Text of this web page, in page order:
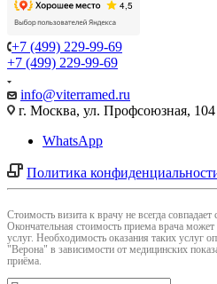
+7 (499) 229-99-69
+7 (499) 229-99-69
info@viterramed.ru
г. Москва, ул. Профсоюзная, 104
WhatsApp
Политика
Cтоимость визита к врачу не всегда
Окончательная стоимость приема врача
услуг. Необходимость оказания таких услуг
"Верона" в зависимости от медицинских
приёма.